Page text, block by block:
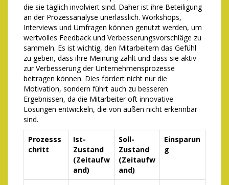
die sie täglich involviert sind. Daher ist ihre Beteiligung
an der Prozessanalyse unerlässlich. Workshops,
Interviews und Umfragen können genutzt werden, um
wertvolles Feedback und Verbesserungsvorschläge zu
sammeln. Es ist wichtig, den Mitarbeitern das Gefühl
zu geben, dass ihre Meinung zählt und dass sie aktiv
zur Verbesserung der Unternehmensprozesse
beitragen können. Dies fördert nicht nur die
Motivation, sondern führt auch zu besseren
Ergebnissen, da die Mitarbeiter oft innovative
Lösungen entwickeln, die von außen nicht erkennbar
sind.
Prozesss
chritt
Ist-
Zustand
(Zeitaufw
and)
Soll-
Zustand
(Zeitaufw
and)
Einsparun
g